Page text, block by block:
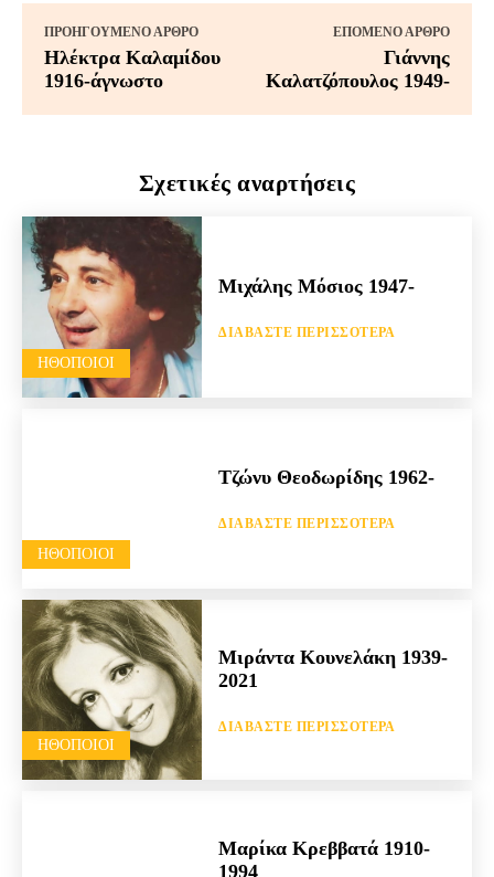
Σχετικές αναρτήσεις
HΘΟΠΟΙΟΊ
Μιχάλης Μόσιος 1947-
ΔΙΑΒΆΣΤΕ ΠΕΡΙΣΣΌΤΕΡΑ
HΘΟΠΟΙΟΊ
Τζώνυ Θεοδωρίδης 1962-
ΔΙΑΒΆΣΤΕ ΠΕΡΙΣΣΌΤΕΡΑ
HΘΟΠΟΙΟΊ
Μιράντα Κουνελάκη 1939-
2021
ΔΙΑΒΆΣΤΕ ΠΕΡΙΣΣΌΤΕΡΑ
Μαρίκα Κρεββατά 1910-
1994
ΠΡΟΗΓΟΎΜΕΝΟ ΆΡΘΡΟ
Ηλέκτρα Καλαμίδου
1916-άγνωστο
ΕΠΌΜΕΝΟ ΆΡΘΡΟ
Γιάννης
Καλατζόπουλος 1949-